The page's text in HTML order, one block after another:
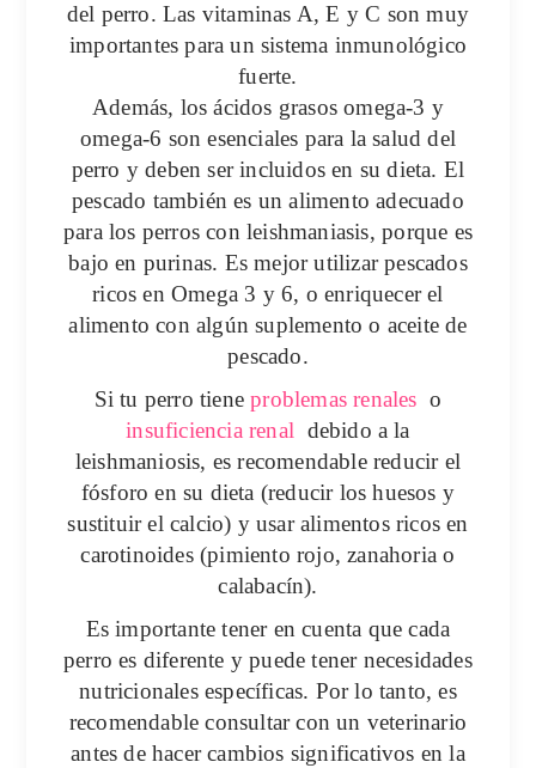
del perro. Las vitaminas A, E y C son muy
importantes para un sistema inmunológico
fuerte.
Además, losácidos grasos omega-3 y
omega-6 son esenciales para la salud del
perro y deben ser incluidos en su dieta. El
pescado también es un alimento adecuado
para los perros conleishmaniasis, porque es
bajo en purinas. Es mejor utilizar pescados
ricos en Omega 3 y 6, o enriquecer el
alimento con algún suplemento o aceite de
pescado.
Si tu perro tieneproblemas renaleso
insuficiencia renal debido a la
leishmaniosis, es recomendable reducir el
fósforo en su dieta (reducir los huesos y
sustituir el calcio) y usar alimentos ricos en
carotinoides (pimiento rojo, zanahoria o
calabacín).
Es importante tener en cuenta que cada
perro es diferente y puede tener necesidades
nutricionales específicas. Por lo tanto, es
recomendable consultar con un veterinario
antes de hacer cambios significativos en la